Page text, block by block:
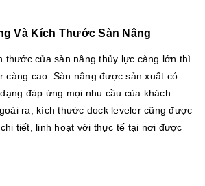
Và Kích Thước Sàn Nâng
thước của sàn nâng thủy lực càng lớn thì
càng cao. Sàn nâng được sản xuất có
đáp ứng mọi nhu cầu của khách
ra, kích thước dock leveler cũng được
tiết, linh hoạt với thực tế tại nơi được